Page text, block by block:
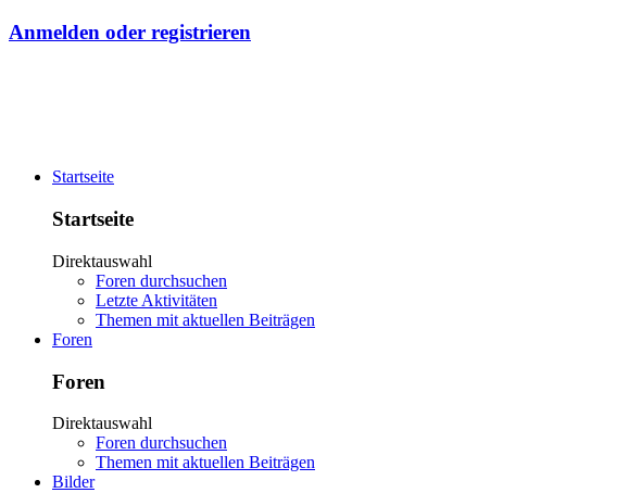
Anmelden oder registrieren
Startseite
Startseite
Direktauswahl
Foren durchsuchen
Letzte Aktivitäten
Themen mit aktuellen Beiträgen
Foren
Foren
Direktauswahl
Foren durchsuchen
Themen mit aktuellen Beiträgen
Bilder